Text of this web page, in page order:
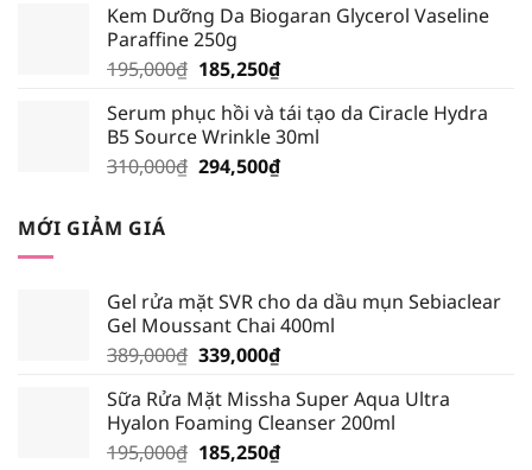
30,000₫.là:
Kem Dưỡng Da Biogaran Glycerol Vaseline
Paraffine 250g
195,000₫ Giá
là:
195,000₫.
185,250₫Giá
tại
là:
185,250₫.
Serum phục hồi và tái tạo da Ciracle Hydra
B5 Source Wrinkle 30ml
310,000₫ Giá
294,500₫Giá
MỚI GIẢM GIÁ
Gel rửa mặt SVR cho da dầu mụn Sebiaclear
Gel Moussant Chai 400ml
389,000₫ Giá
là:
389,000₫.
339,000₫Giá
tại
là:
339,000₫.
Sữa Rửa Mặt Missha Super Aqua Ultra
Hyalon Foaming Cleanser 200ml
195,000₫ Giá
185,250₫Giá